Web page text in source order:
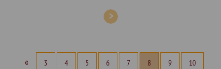
« 3 4 5 6 7 8 9 10